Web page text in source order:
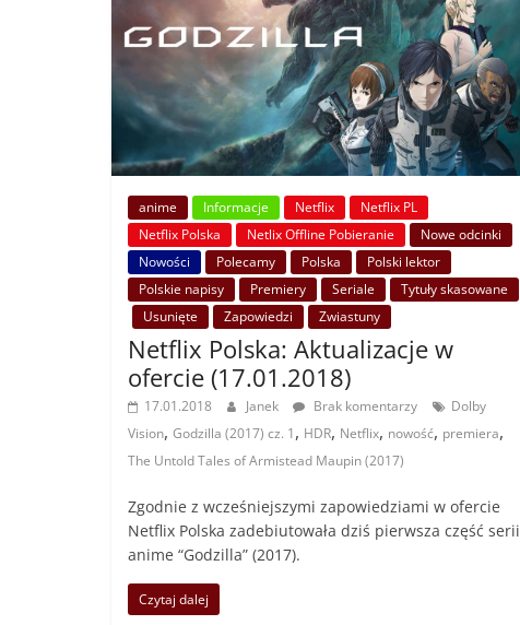
anime Informacje Netflix
Netflix PL
Netflix Polska
Netlix Offline Pobieranie
Nowe odcinki
Nowości
Polecamy Polska
Polski lektor
Polskie napisy
Premiery Seriale
Tytuły skasowane
Usunięte
Zapowiedzi Zwiastuny
Netflix Polska: Aktualizacje w
ofercie (17.01.2018)
17.01.2018 Janek Brak komentarzy
Dolby
Vision, Godzilla (2017) cz. 1, HDR, Netflix, nowość, premiera,
The Untold Tales of Armistead Maupin (2017)
Zgodnie z wcześniejszymi zapowiedziami w ofercie
Netflix Polska zadebiutowała dziś pierwsza część serii
anime “Godzilla” (2017).
Czytaj dalej